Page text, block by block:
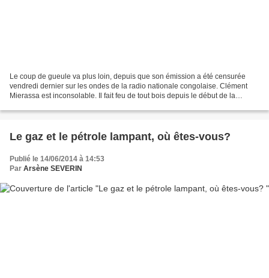
Le coup de gueule va plus loin, depuis que son émission a été censurée
vendredi dernier sur les ondes de la radio nationale congolaise. Clément
Mierassa est inconsolable. Il fait feu de tout bois depuis le début de la
Le gaz et le pétrole lampant, où êtes-vous?
Publié le 14/06/2014 à 14:53
Par Arsène SEVERIN